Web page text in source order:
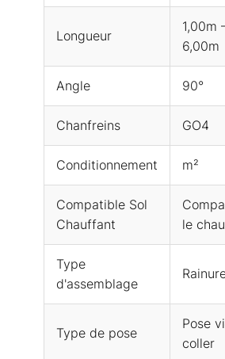
Longueur
1,00m
6,00m
Angle 90°
Chanfreins GO4
Conditionnement m²
Compatible Sol
Chauffant
le
Type
d'assemblage
Type de pose
Pose
coller